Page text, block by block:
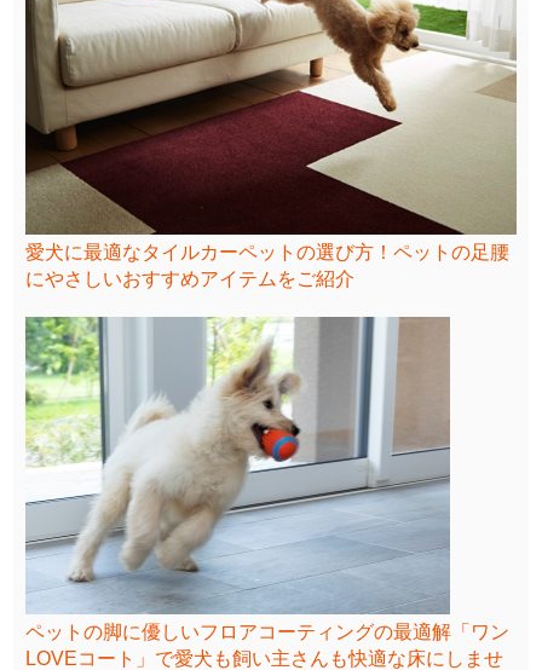
愛犬に最適なタイルカーペットの選び方！ペットの足腰
にやさしいおすすめアイテムをご紹介
ペットの脚に優しいフロアコーティングの最適解「ワン
LOVEコート」で愛犬も飼い主さんも快適な床にしませ